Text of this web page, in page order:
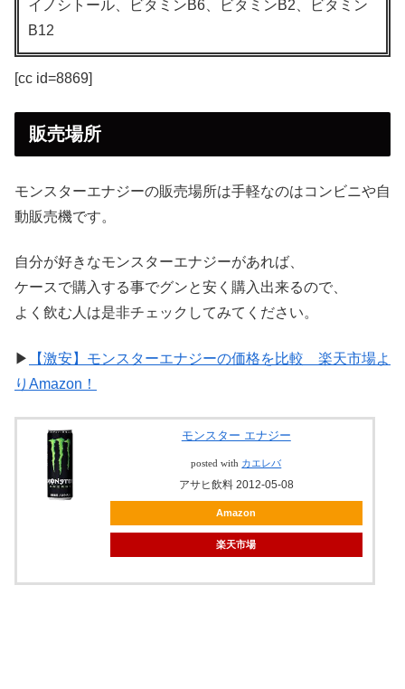
イノシトール、ビタミンB6、ビタミンB2、ビタミン
B12
[cc id=8869]
販売場所
モンスターエナジーの販売場所は手軽なのはコンビニや自
動販売機です。
自分が好きなモンスターエナジーがあれば、
ケースで購入する事でグンと安く購入出来るので、
よく飲む人は是非チェックしてみてください。
▶
【激安】モンスターエナジーの価格を比較 楽天市場よ
りAmazon！
モンスター エナジー
posted with カエレバ
アサヒ飲料 2012-05-08
Amazon
楽天市場